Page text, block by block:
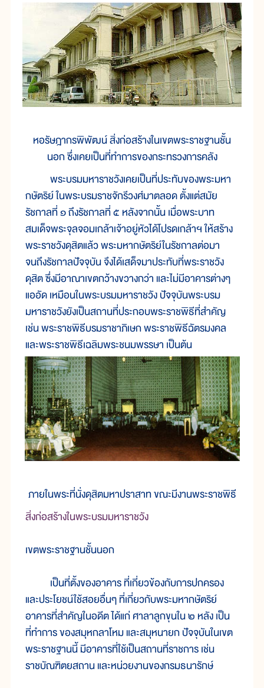
หอรัษฎากรพิพัฒน์ สิ่งก่อสร้างในเขตพระราชฐานชั้น
นอก ซึ่งเคยเป็นที่ทำการของกระทรวงการคลัง
พระบรมมหาราชวังเคยเป็นที่ประทับของพระมหา
กษัตริย์ ในพระบรมราชจักรีวงศ์มาตลอด ตั้งแต่สมัย
รัชกาลที่ ๑ ถึงรัชกาลที่ ๕ หลังจากนั้น เมื่อพระบาท
สมเด็จพระจุลจอมเกล้าเจ้าอยู่หัวได้โปรดเกล้าฯ ให้สร้าง
พระราชวังดุสิตแล้ว พระมหากษัตริย์ในรัชกาลต่อมา
จนถึงรัชกาลปัจจุบัน จึงได้เสด็จมาประทับที่พระราชวัง
ดุสิต ซึ่งมีอาณาเขตกว้างขวางกว่า และไม่มีอาคารต่างๆ
แออัด เหมือนในพระบรมมหาราชวัง ปัจจุบันพระบรม
มหาราชวังยังเป็นสถานที่ประกอบพระราชพิธีที่สำคัญ
เช่น พระราชพิธีบรมราชาภิเษก พระราชพิธีฉัตรมงคล
และพระราชพิธีเฉลิมพระชนมพรรษา เป็นต้น
ภายในพระที่นั่งดุสิตมหาปราสาท ขณะมีงานพระราชพิธี
สิ่งก่อสร้างในพระบรมมหาราชวัง
เขตพระราชฐานชั้นนอก
เป็นที่ตั้งของอาคาร ที่เกี่ยวข้องกับการปกครอง
และประโยชน์ใช้สอยอื่นๆ ที่เกี่ยวกับพระมหากษัตริย์
อาคารที่สำคัญในอดีต ได้แก่ ศาลาลูกขุนใน ๒ หลัง เป็น
ที่ทำการ ของสมุหกลาโหม และสมุหนายก ปัจจุบันในเขต
พระราชฐานนี้ มีอาคารที่ใช้เป็นสถานที่ราชการ เช่น
ราชบัณฑิตยสถาน และหน่วยงานของกรมธนารักษ์